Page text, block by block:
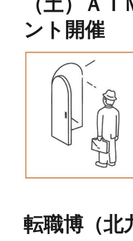
ント開催
転職博（北